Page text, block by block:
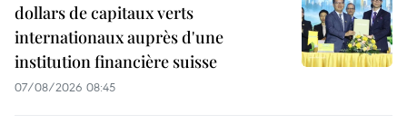
dollars de capitaux verts
internationaux auprès d'une
institution financière suisse
07/08/2026 08:45